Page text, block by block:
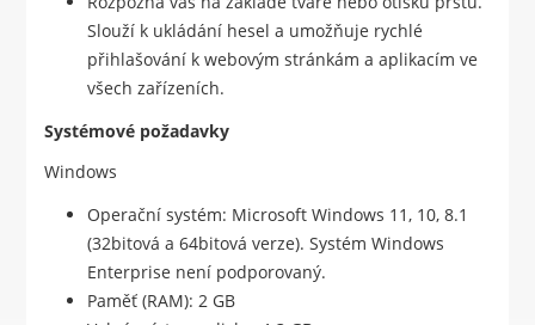
Slouží k ukládání hesel a umožňuje rychlé
přihlašování k webovým stránkám a aplikacím ve
všech zařízeních.
Systémové požadavky
Windows
Operační systém: Microsoft Windows 11, 10, 8.1
(32bitová a 64bitová verze). Systém Windows
Enterprise není podporovaný.
Paměť (RAM): 2 GB